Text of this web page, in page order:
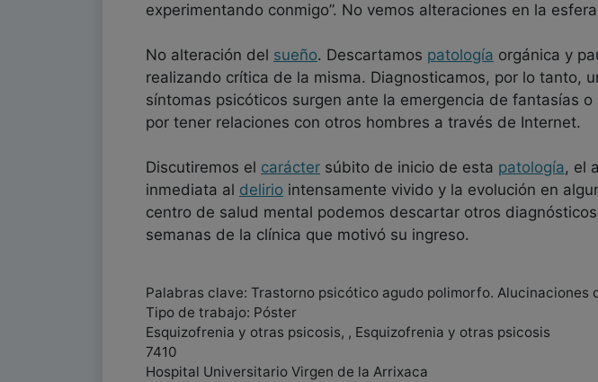
experimentando conmigo”. No vemos alteraciones en la
No alteración del sueño. Descartamos patología orgánica y
realizando crítica de la misma. Diagnosticamos, por lo tanto,
síntomas psicóticos surgen ante la emergencia de fantasías
por tener relaciones con otros hombres a través de Internet.
Discutiremos el carácter súbito de inicio de esta patología, el
inmediata al delirio intensamente vivido y la evolución en
centro de salud mental podemos descartar otros
semanas de la clínica que motivó su ingreso.
Palabras clave: Trastorno psicótico agudo polimorfo. Alucinaciones
Tipo de trabajo: Póster
Esquizofrenia y otras psicosis, , Esquizofrenia y otras psicosis
7410
Hospital Universitario Virgen de la Arrixaca